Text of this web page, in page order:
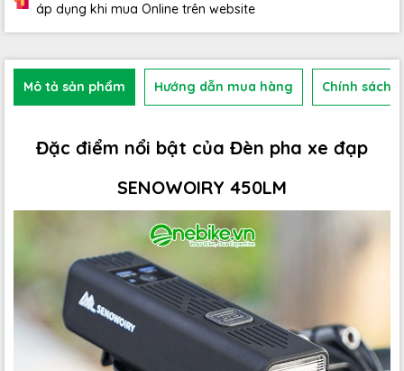
áp dụng khi mua Online trên website
Mô tả sản phẩm Hướng dẫn mua hàng Chính sách
Đặc điểm nổi bật của Đèn pha xe đạp
SENOWOIRY 450LM